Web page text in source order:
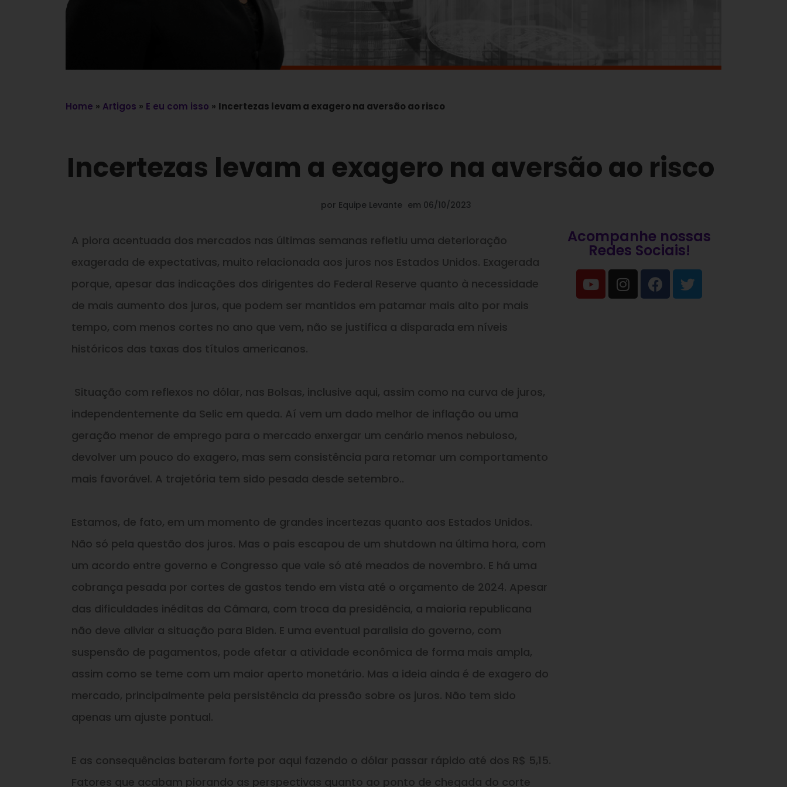
Home » Artigos » E eu com isso » Incertezas levam a exagero na aversão ao risco
Incertezas levam a exagero na aversão ao risco
por Equipe Levante em 06/10/2023
A piora acentuada dos mercados nas últimas semanas refletiu uma deterioração
exagerada de expectativas, muito relacionada aos juros nos Estados Unidos. Exagerada
porque, apesar das indicações dos dirigentes do Federal Reserve quanto à necessidade
de mais aumento dos juros, que podem ser mantidos em patamar mais alto por mais
tempo, com menos cortes no ano que vem, não se justifica a disparada em níveis
históricos das taxas dos títulos americanos.
Situação com reflexos no dólar, nas Bolsas, inclusive aqui, assim como na curva de juros,
independentemente da Selic em queda. Aí vem um dado melhor de inflação ou uma
geração menor de emprego para o mercado enxergar um cenário menos nebuloso,
devolver um pouco do exagero, mas sem consistência para retomar um comportamento
mais favorável. A trajetória tem sido pesada desde setembro..
Estamos, de fato, em um momento de grandes incertezas quanto aos Estados Unidos.
Não só pela questão dos juros. Mas o pais escapou de um shutdown na última hora, com
um acordo entre governo e Congresso que vale só até meados de novembro. E há uma
cobrança pesada por cortes de gastos tendo em vista até o orçamento de 2024. Apesar
das dificuldades inéditas da Câmara, com troca da presidência, a maioria republicana
não deve aliviar a situação para Biden. E uma eventual paralisia do governo, com
suspensão de pagamentos, pode afetar a atividade econômica de forma mais ampla,
assim como se teme com um maior aperto monetário. Mas a ideia ainda é de exagero do
mercado, principalmente pela persistência da pressão sobre os juros. Não tem sido
apenas um ajuste pontual.
E as consequências bateram forte por aqui fazendo o dólar passar rápido até dos R$ 5,15.
Fatores que acabam piorando as perspectivas quanto ao ponto de chegada do corte
Acompanhe nossas
Redes Sociais!